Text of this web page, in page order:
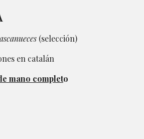
(selección)
en catalán
mano completo